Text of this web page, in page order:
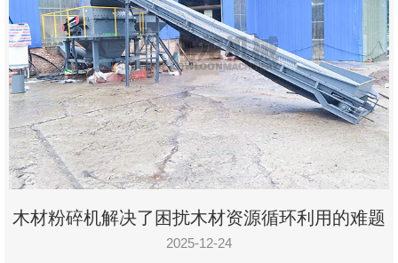
木材粉碎机解决了困扰木材资源循环利用的难题
2025-12-24